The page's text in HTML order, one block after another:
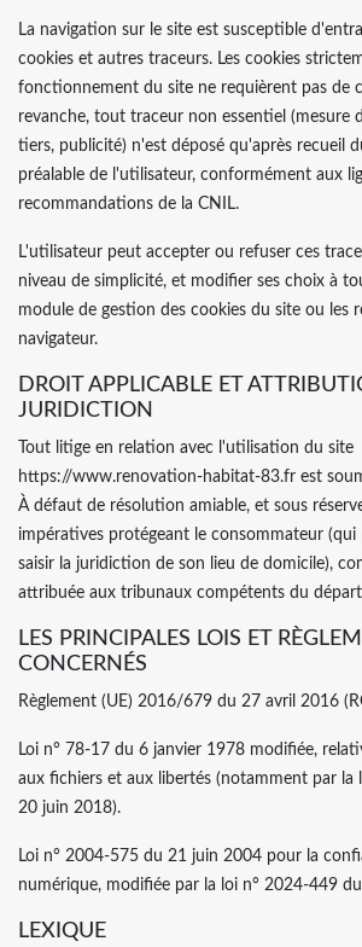
La navigation sur le site est susceptible
cookies et autres traceurs. Les cookies
fonctionnement du site ne requièrent pas de
revanche, tout traceur non essentiel (mesure
tiers, publicité) n'est déposé qu'après recueil
préalable de l'utilisateur, conformément aux
recommandations de la CNIL.
L'utilisateur peut accepter ou refuser ces
niveau de simplicité, et modifier ses choix à
module de gestion des cookies du site ou les
navigateur.
DROIT APPLICABLE ET
JURIDICTION
Tout litige en relation avec l'utilisation du site
https://www.renovation-habitat-83.fr est
À défaut de résolution amiable, et sous
impératives protégeant le consommateur
saisir la juridiction de son lieu de domicile),
attribuée aux tribunaux compétents du
LES PRINCIPALES LOIS ET
CONCERNÉS
Règlement (UE) 2016/679 du 27 avril 2016
Loi n° 78-17 du 6 janvier 1978 modifiée,
aux fichiers et aux libertés (notamment par la
20 juin 2018).
Loi n° 2004-575 du 21 juin 2004 pour la
numérique, modifiée par la loi n° 2024-449
LEXIQUE